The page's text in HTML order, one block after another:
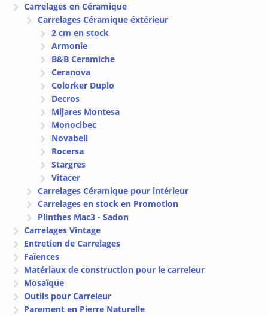
Carrelages en Céramique
Carrelages Céramique éxtérieur
2 cm en stock
Armonie
B&B Ceramiche
Ceranova
Colorker Duplo
Decros
Mijares Montesa
Monocibec
Novabell
Rocersa
Stargres
Vitacer
Carrelages Céramique pour intérieur
Carrelages en stock en Promotion
Plinthes Mac3 - Sadon
Carrelages Vintage
Entretien de Carrelages
Faïences
Matériaux de construction pour le carreleur
Mosaïque
Outils pour Carreleur
Parement en Pierre Naturelle